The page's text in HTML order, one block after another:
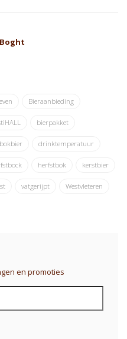
Bieraanbieding
bierpakket
bokbier drinktemperatuur
herfstbok kerstbier
vatgerijpt Westvleteren
en promoties